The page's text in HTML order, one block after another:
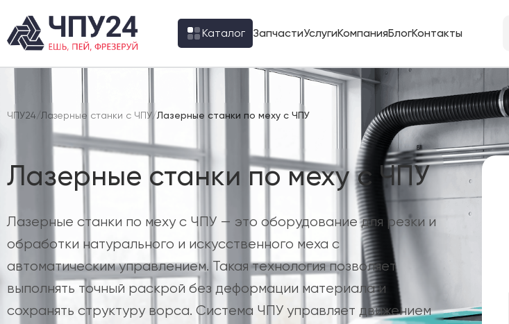
Каталог ЗапчастиУслугиКомпанияБлогКонтакты
ЧПУ24/Лазерные станки с ЧПУ/Лазерные станки по меху с ЧПУ
Лазерные станки по меху с ЧПУ
Лазерные станки по меху с ЧПУ — это оборудование для резки и
обработки натурального и искусственного меха с
автоматическим управлением. Такая технология позволяет
выполнять точный раскрой без деформации материала и
сохранять структуру ворса. Система ЧПУ управляет движением